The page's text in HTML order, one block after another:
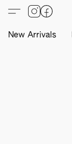
New Arrivals